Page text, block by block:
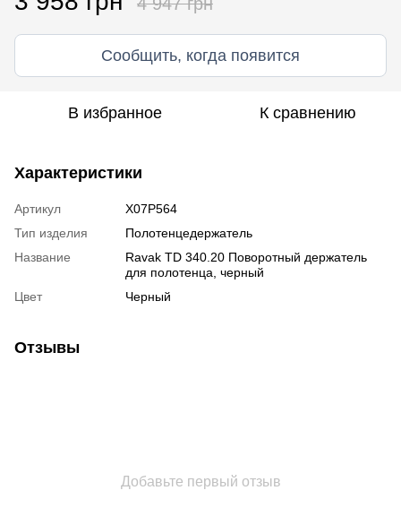
Сообщить, когда появится
В избранное К сравнению
Характеристики
Артикул
X07P564
Тип изделия
Полотенцедержатель
Название
Ravak TD 340.20 Поворотный держатель
для полотенца, черный
Цвет
Черный
Отзывы
Добавьте первый отзыв